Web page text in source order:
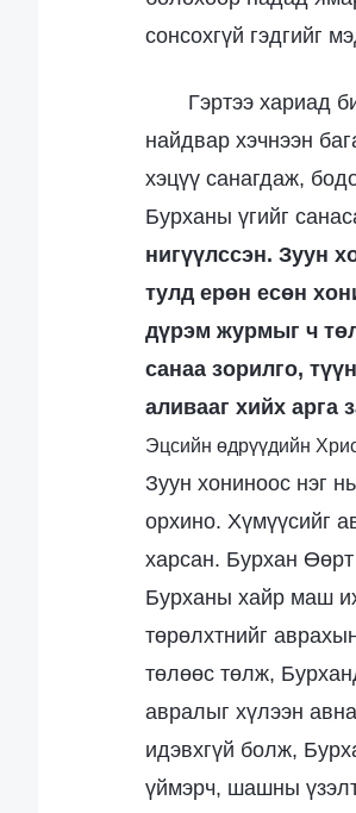
сонсохгүй гэдгийг
Гэртээ хариад
найдвар хэчнээн
хэцүү санагдаж,
Бурханы үгийг
нигүүлссэн. Зуун
тулд ерөн есөн
дүрэм журмыг ч
санаа зорилго,
аливааг хийх арга
Эцсийн өдрүүдийн
Зуун хониноос нэг
орхино. Хүмүүсийг
харсан. Бурхан Өөрт
Бурханы хайр маш
төрөлхтнийг
төлөөс төлж,
авралыг хүлээн
идэвхгүй болж,
үймэрч, шашны